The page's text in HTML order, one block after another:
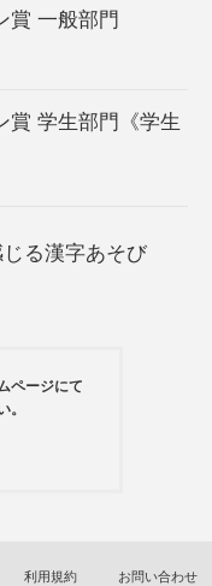
賞 一般部門
賞 学生部門《学生
る漢字あそび
ページにて
。
利用規約 お問い合わせ